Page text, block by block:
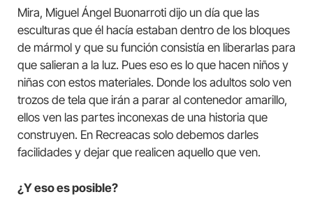
Mira, Miguel Ángel Buonarroti dijo un día que las
esculturas que él hacía estaban dentro de los bloques
de mármol y que su función consistía en liberarlas para
que salieran a la luz. Pues eso es lo que hacen niños y
niñas con estos materiales. Donde los adultos solo ven
trozos de tela que irán a parar al contenedor amarillo,
ellos ven las partes inconexas de una historia que
construyen. En Recreacas solo debemos darles
facilidades y dejar que realicen aquello que ven.
¿Y eso es posible?